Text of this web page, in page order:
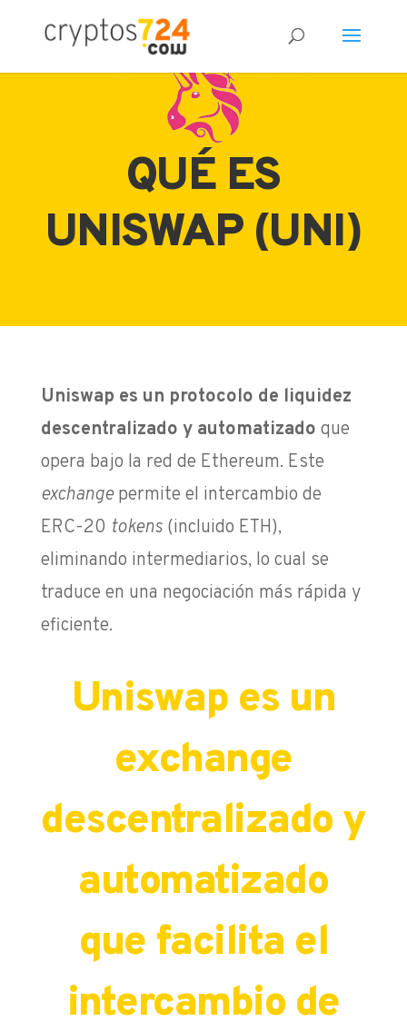
QUÉ ES
UNISWAP (UNI)
Uniswap es un protocolo de liquidez
descentralizado y automatizado que
opera bajo la red de Ethereum. Este
exchangepermite el intercambio de
ERC-20 tokens (incluido ETH),
eliminando intermediarios, lo cual se
traduce en una negociación más rápida y
eficiente.
Uniswap es un
exchange
descentralizado y
automatizado
que facilita el
intercambio de